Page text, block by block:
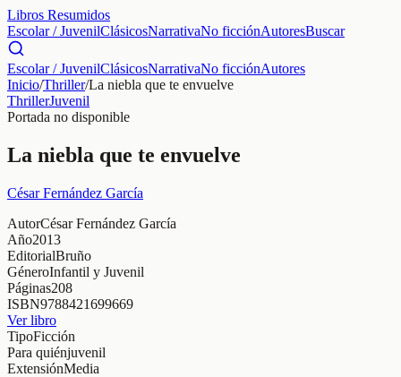
Libros Resumidos
Escolar / JuvenilClásicosNarrativaNo ficciónAutoresBuscar
Escolar / JuvenilClásicosNarrativaNo ficciónAutores
Inicio/Thriller/La niebla que te envuelve
ThrillerJuvenil
Portada no disponible
La niebla que te envuelve
César Fernández García
AutorCésar Fernández García
Año2013
EditorialBruño
GéneroInfantil y Juvenil
Páginas208
ISBN9788421699669
Ver libro
TipoFicción
Para quiénjuvenil
ExtensiónMedia